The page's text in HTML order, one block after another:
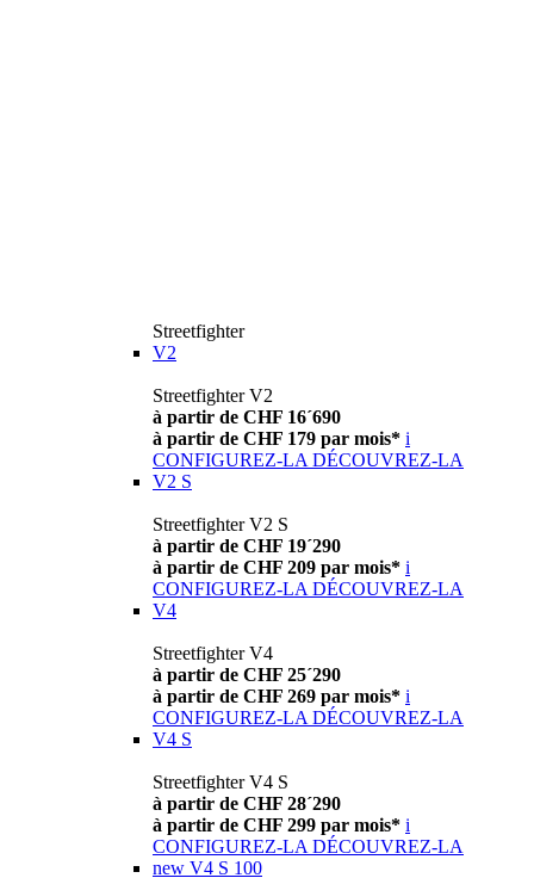
Streetfighter
V2
Streetfighter V2
à partir de CHF 16´690
à partir de CHF 179 par mois* i
CONFIGUREZ-LA DÉCOUVREZ-LA
V2 S
Streetfighter V2 S
à partir de CHF 19´290
à partir de CHF 209 par mois* i
CONFIGUREZ-LA DÉCOUVREZ-LA
V4
Streetfighter V4
à partir de CHF 25´290
à partir de CHF 269 par mois* i
CONFIGUREZ-LA DÉCOUVREZ-LA
V4 S
Streetfighter V4 S
à partir de CHF 28´290
à partir de CHF 299 par mois* i
CONFIGUREZ-LA DÉCOUVREZ-LA
new V4 S 100